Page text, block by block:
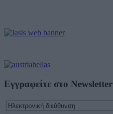
Εγγραφείτε στο Newsletter